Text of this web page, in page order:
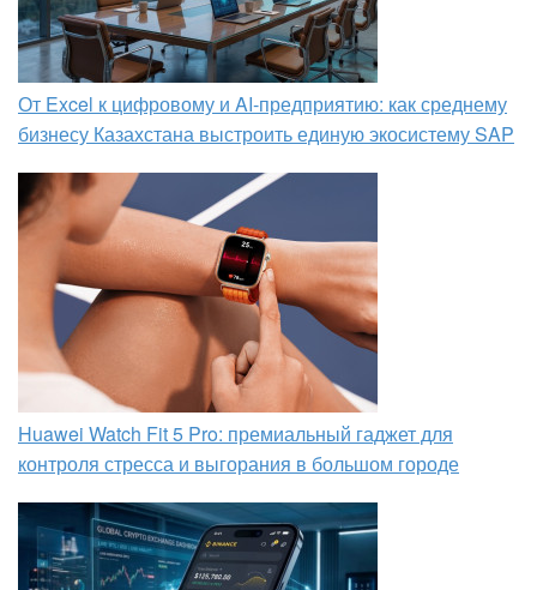
От Excel к цифровому и AI‑предприятию: как среднему
бизнесу Казахстана выстроить единую экосистему SAP
Huawei Watch Fit 5 Pro: премиальный гаджет для
контроля стресса и выгорания в большом городе